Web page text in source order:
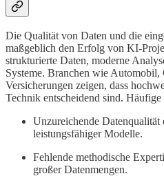
Die Qualität von Daten und die
maßgeblich den Erfolg von KI-
strukturierte Daten, moderne
Systeme. Branchen wie Automobil,
Versicherungen zeigen, dass
Technik entscheidend sind.
Unzureichende
leistungsfähiger Modelle.
Fehlende methodische
großer Datenmengen.